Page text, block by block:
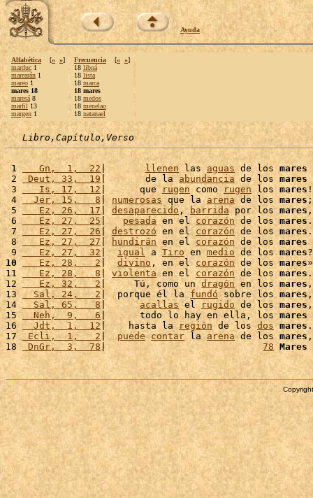
Ayuda
Alfabética [« »]
marduc 1
marearán 1
mareo 1
mares 18
maresá 8
marfil 13
margen 1
Frecuencia [« »]
18 libná
18 lista
18 marca
18 mares
18 medos
18 menelao
18 natanael
Libro,Capítulo,Verso
1
   Gn,  1,  22
| llenen las aguas de los mares
2 Deut, 33,  19 |       de la abundancia de los mares
3
   Is, 17,  12
|      que rugen como rugen los mares
4
  Jer, 15,   8
| numerosas que la arena de los mares
5
   Ez, 26,  17
| desaparecido , barrida por los mares
6
   Ez, 27,  25
| pesada en el corazón de los mares
7
   Ez, 27,  26
destrozó en el corazón de los mares
8
   Ez, 27,  27
hundirán en el corazón de los mares
9
   Ez, 27,  32
| igual a Tiro en medio de los mares
10
   Ez, 28,   2
| divino , en el corazón de los mares
11
   Ez, 28,   8
| violenta en el corazón de los mares
12
   Ez, 32,   2
|     Tú, como un dragón en los mares
13
  Sal, 24,   2
|  porque él la fundó sobre los mares
14
  Sal, 65,   8
| acallas el rugido de los mares
15
  Neh,  9,   6
|      todo lo hay en ella, los mares
16
  Jdt,  1,  12
|    hasta la región de los dos mares
17 Ecli,  1,   2 | puede contar la arena de los mares
18 DnGr,  3,  78 | 78 Mares